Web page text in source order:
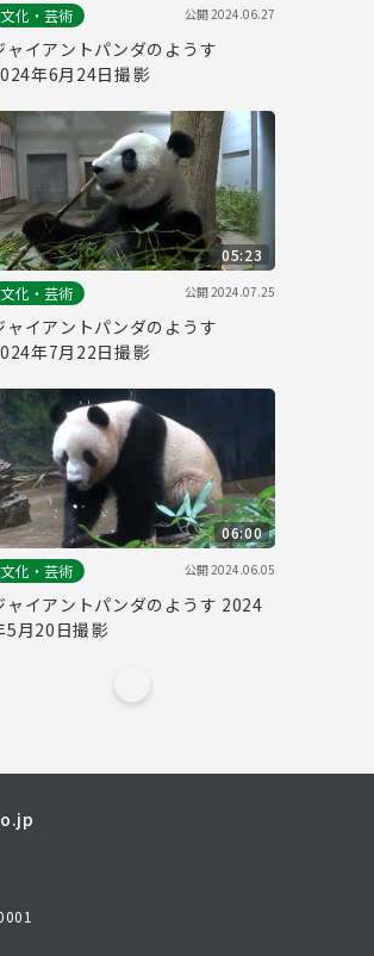
文化・芸術
公開2024.06.27
ャイアントパンダのようす
年6月24日撮影
05:23
文化・芸術
公開2024.07.25
ャイアントパンダのようす
年7月22日撮影
06:00
文化・芸術
公開2024.06.05
ャイアントパンダのようす 2024
5月20日撮影